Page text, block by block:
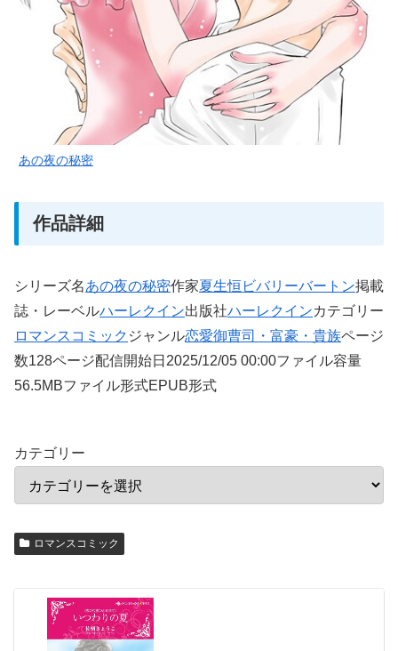
あの夜の秘密
作品詳細
シリーズ名あの夜の秘密作家夏生恒 ビバリーバートン掲載
誌・レーベルハーレクイン出版社ハーレクインカテゴリー
ロマンスコミック ジャンル恋愛御曹司・富豪・貴族ページ
数128ページ配信開始日2025/12/05 00:00ファイル容量
56.5MBファイル形式EPUB形式
カテゴリー
ロマンスコミック